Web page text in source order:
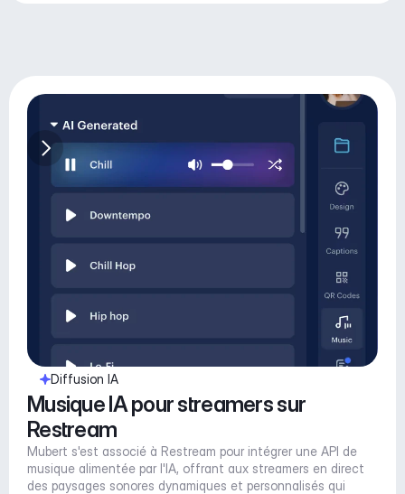
Diffusion IA
Musique IA pour streamers sur
Restream
Mubert s'est associé à Restream pour intégrer une API de
musique alimentée par l'IA, offrant aux streamers en direct
des paysages sonores dynamiques et personnalisés qui